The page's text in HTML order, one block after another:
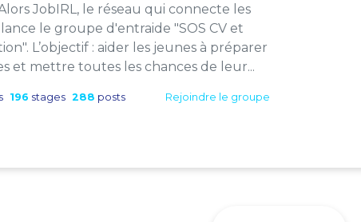
JobIRL, le réseau qui connecte les
le groupe d'entraide "SOS CV et
L’objectif : aider les jeunes à préparer
et mettre toutes les chances de leur...
196 stages 288 posts Rejoindre le groupe